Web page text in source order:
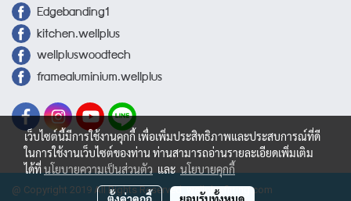
Edgebanding1
kitchen.wellplus
wellpluswoodtech
framealuminium.wellplus
@ Copyright 2019 All Rights Reserved. wellplusfitting.com
เว็บไซต์นี้มีการใช้งานคุกกี้ เพื่อเพิ่มประสิทธิภาพและประสบการณ์ที่ดี
ในการใช้งานเว็บไซต์ของท่าน ท่านสามารถอ่านรายละเอียดเพิ่มเติม
ได้ที่นโยบายความเป็นส่วนตัว และ นโยบายคุกกี้